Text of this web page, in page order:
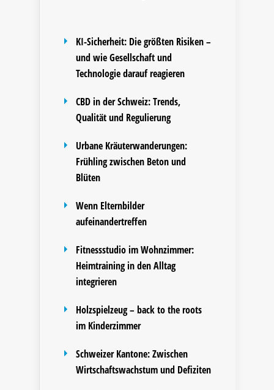
KI-Sicherheit: Die größten Risiken –
und wie Gesellschaft und
Technologie darauf reagieren
CBD in der Schweiz: Trends,
Qualität und Regulierung
Urbane Kräuterwanderungen:
Frühling zwischen Beton und
Blüten
Wenn Elternbilder
aufeinandertreffen
Fitnessstudio im Wohnzimmer:
Heimtraining in den Alltag
integrieren
Holzspielzeug – back to the roots
im Kinderzimmer
Schweizer Kantone: Zwischen
Wirtschaftswachstum und Defiziten